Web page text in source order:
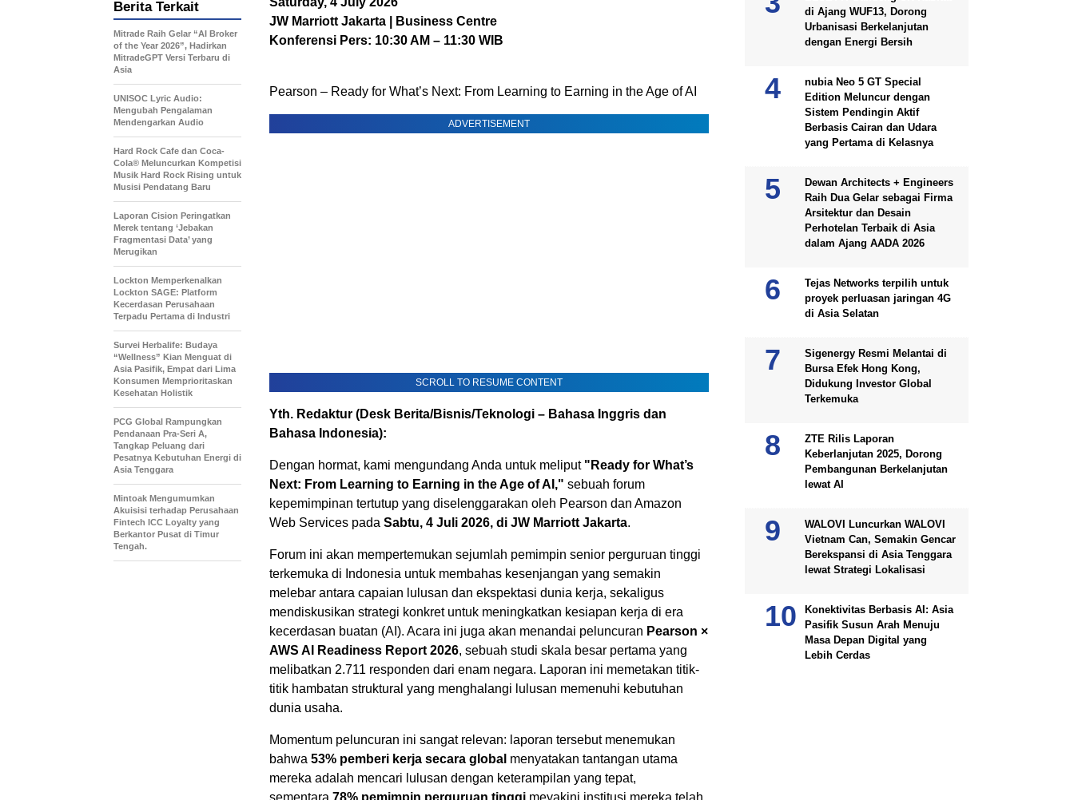
JW Marriott Jakarta | Business Centre
Konferensi Pers: 10:30 AM – 11:30 WIB
Pearson – Ready for What’s Next: From Learning to Earning in the Age of AI
ADVERTISEMENT
SCROLL TO RESUME CONTENT
Yth. Redaktur (Desk Berita/Bisnis/Teknologi – Bahasa Inggris dan
Bahasa Indonesia):
Dengan hormat, kami mengundang Anda untuk meliput "Ready for What’s
Next: From Learning to Earning in the Age of AI," sebuah forum
kepemimpinan tertutup yang diselenggarakan oleh Pearson dan Amazon
Web Services pada Sabtu, 4 Juli 2026, di JW Marriott Jakarta.
Forum ini akan mempertemukan sejumlah pemimpin senior perguruan tinggi
terkemuka di Indonesia untuk membahas kesenjangan yang semakin
melebar antara capaian lulusan dan ekspektasi dunia kerja, sekaligus
mendiskusikan strategi konkret untuk meningkatkan kesiapan kerja di era
kecerdasan buatan (AI). Acara ini juga akan menandai peluncuran Pearson ×
AWS AI Readiness Report 2026, sebuah studi skala besar pertama yang
melibatkan 2.711 responden dari enam negara. Laporan ini memetakan titik-
titik hambatan struktural yang menghalangi lulusan memenuhi kebutuhan
dunia usaha.
Momentum peluncuran ini sangat relevan: laporan tersebut menemukan
bahwa 53% pemberi kerja secara global menyatakan tantangan utama
mereka adalah mencari lulusan dengan keterampilan yang tepat,
sementara 78% pemimpin perguruan tinggi meyakini institusi mereka telah
Berita Terkait
Mitrade Raih Gelar “AI Broker
of the Year 2026”, Hadirkan
MitradeGPT Versi Terbaru di
Asia
UNISOC Lyric Audio:
Mengubah Pengalaman
Mendengarkan Audio
Hard Rock Cafe dan Coca-
Cola® Meluncurkan Kompetisi
Musik Hard Rock Rising untuk
Musisi Pendatang Baru
Laporan Cision Peringatkan
Merek tentang ‘Jebakan
Fragmentasi Data’ yang
Merugikan
Lockton Memperkenalkan
Lockton SAGE: Platform
Kecerdasan Perusahaan
Terpadu Pertama di Industri
Survei Herbalife: Budaya
“Wellness” Kian Menguat di
Asia Pasifik, Empat dari Lima
Konsumen Memprioritaskan
Kesehatan Holistik
PCG Global Rampungkan
Pendanaan Pra-Seri A,
Tangkap Peluang dari
Pesatnya Kebutuhan Energi di
Asia Tenggara
Mintoak Mengumumkan
Akuisisi terhadap Perusahaan
Fintech ICC Loyalty yang
Berkantor Pusat di Timur
Tengah.
di Ajang WUF13, Dorong
Urbanisasi Berkelanjutan
dengan Energi Bersih
nubia Neo 5 GT Special
Edition Meluncur dengan
Sistem Pendingin Aktif
Berbasis Cairan dan Udara
yang Pertama di Kelasnya
Dewan Architects + Engineers
Raih Dua Gelar sebagai Firma
Arsitektur dan Desain
Perhotelan Terbaik di Asia
dalam Ajang AADA 2026
Tejas Networks terpilih untuk
proyek perluasan jaringan 4G
di Asia Selatan
Sigenergy Resmi Melantai di
Bursa Efek Hong Kong,
Didukung Investor Global
Terkemuka
ZTE Rilis Laporan
Keberlanjutan 2025, Dorong
Pembangunan Berkelanjutan
lewat AI
WALOVI Luncurkan WALOVI
Vietnam Can, Semakin Gencar
Berekspansi di Asia Tenggara
lewat Strategi Lokalisasi
Konektivitas Berbasis AI: Asia
Pasifik Susun Arah Menuju
Masa Depan Digital yang
Lebih Cerdas